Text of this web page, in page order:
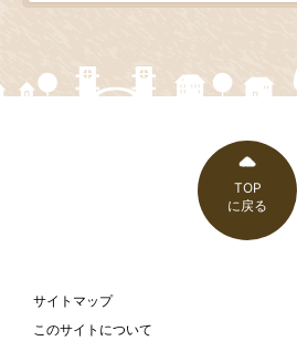
TOP
に戻る
サイトマップ
このサイトについて